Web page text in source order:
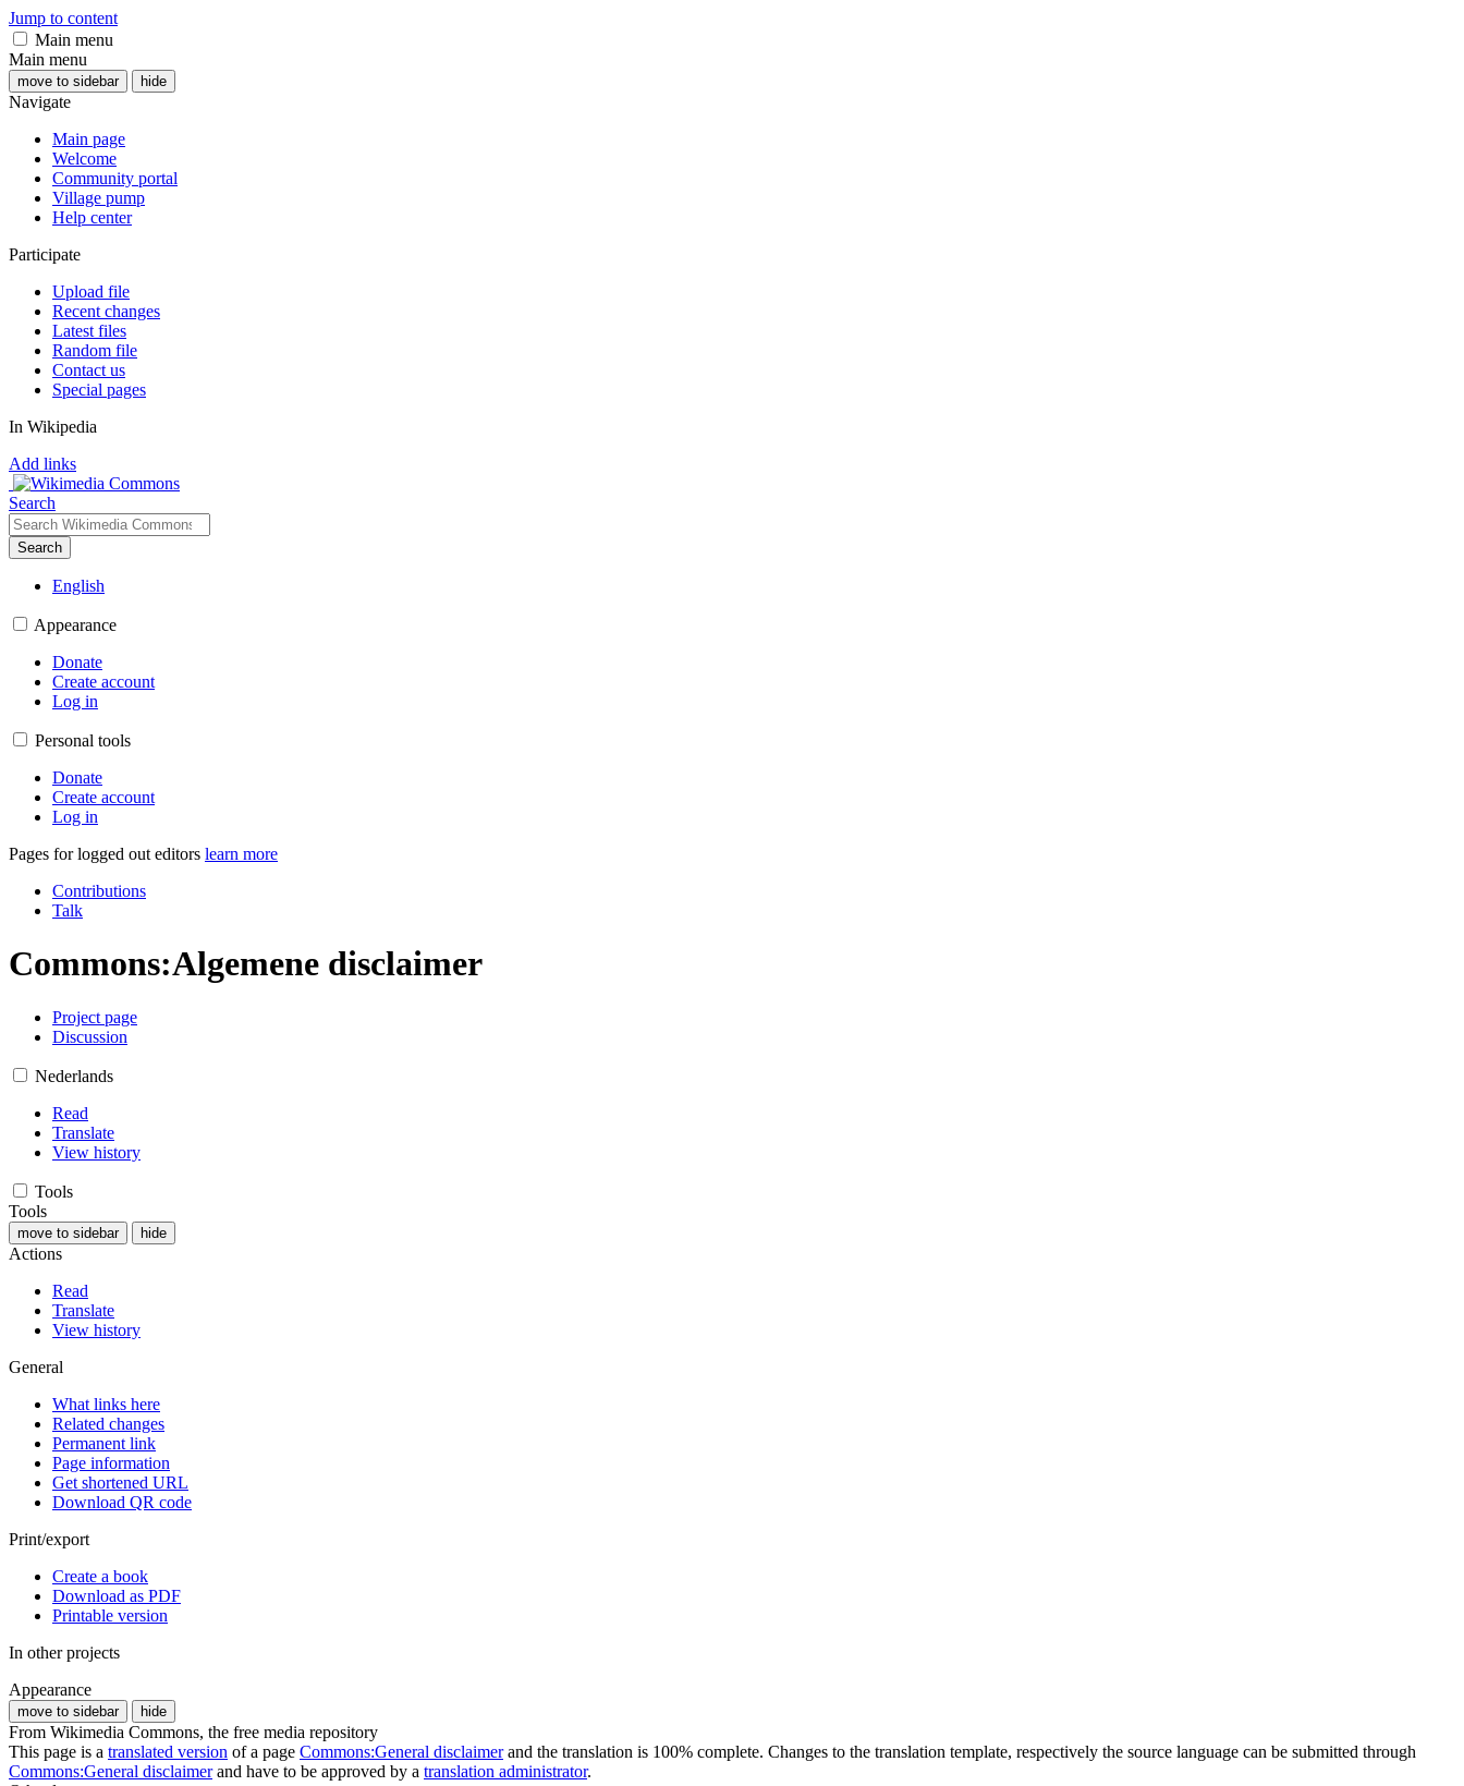
Jump to content
Main menu
Main menu
move to sidebar hide
Navigate
Main page
Welcome
Community portal
Village pump
Help center
Participate
Upload file
Recent changes
Latest files
Random file
Contact us
Special pages
In Wikipedia
Add links
Search
Search
English
Appearance
Donate
Create account
Log in
Personal tools
Donate
Create account
Log in
Pages for logged out editors learn more
Contributions
Talk
Commons:Algemene disclaimer
Project page
Discussion
Nederlands
Read
Translate
View history
Tools
Tools
move to sidebar hide
Actions
Read
Translate
View history
General
What links here
Related changes
Permanent link
Page information
Get shortened URL
Download QR code
Print/export
Create a book
Download as PDF
Printable version
In other projects
Appearance
move to sidebar hide
From Wikimedia Commons, the free media repository
This page is a translated version of a page Commons:General disclaimerand the translation is 100% complete. Changes to the translation template, respectively the source language can be submitted through
Commons:General disclaimerand have to be approved by a translation administrator.